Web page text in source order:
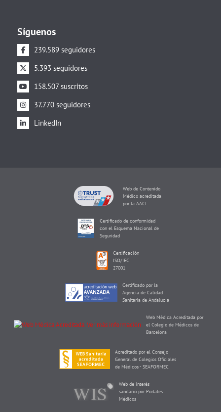
Síguenos
239.589 seguidores
5.393 seguidores
158.507 suscritos
37.770 seguidores
LinkedIn
Web de Contenido
Médico acreditada
por la AACI
Certificado de conformidad
con el Esquema Nacional de
Seguridad
Certificación
ISO/IEC
27001
Certificado por la
Agencia de Calidad
Sanitaria de Andalucía
Web Médica Acreditada por
el Colegio de Médicos de
Barcelona
Acreditado por el Consejo
General de Colegios Oficiales
de Médicos - SEAFORMEC
Web de interés
sanitario por Portales
Médicos